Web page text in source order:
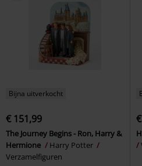
Bijna uitverkocht
€ 151,99
The Journey Begins - Ron, Harry &
Hermione
Harry Potter
Verzamelfiguren